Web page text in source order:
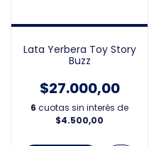
Lata Yerbera Toy Story
Buzz
$27.000,00
6 cuotas sin interés de
$4.500,00